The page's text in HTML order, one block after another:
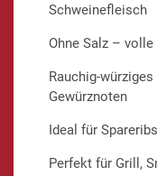
Schweinefleisch
Ohne Salz –
Rauchig-
Gewürznoten
Ideal für
Perfekt für Grill,